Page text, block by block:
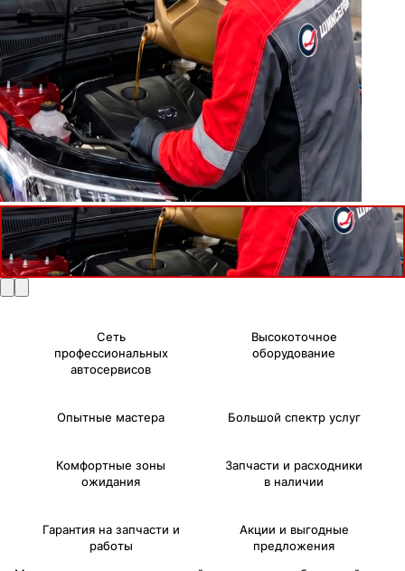
Сеть
профессиональных
автосервисов
Высокоточное
оборудование
Опытные мастера Большой спектр услуг
Комфортные зоны
ожидания
Запчасти и расходники
в наличии
Гарантия на запчасти и
работы
Акции и выгодные
предложения